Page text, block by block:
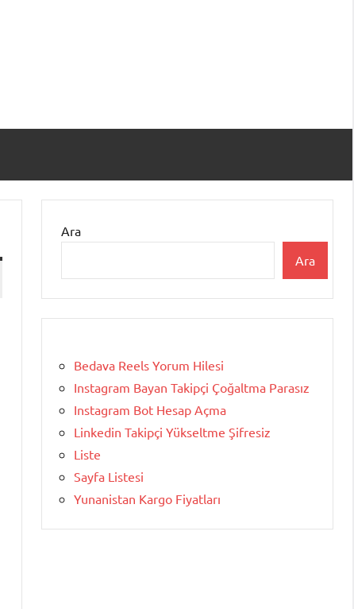
Ara
Ara
Bedava Reels Yorum Hilesi
Instagram Bayan Takipçi Çoğaltma Parasız
Instagram Bot Hesap Açma
Linkedin Takipçi Yükseltme Şifresiz
Liste
Sayfa Listesi
Yunanistan Kargo Fiyatları